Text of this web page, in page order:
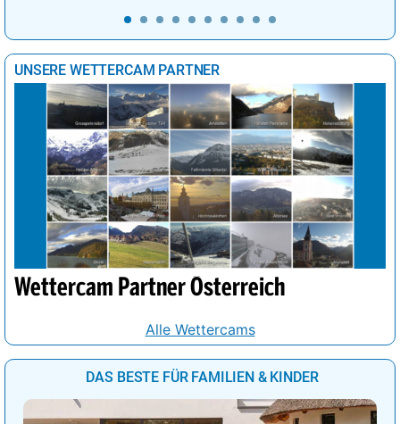
UNSERE WETTERCAM PARTNER
Wettercam Partner Österreich
Alle Wettercams
DAS BESTE FÜR FAMILIEN & KINDER